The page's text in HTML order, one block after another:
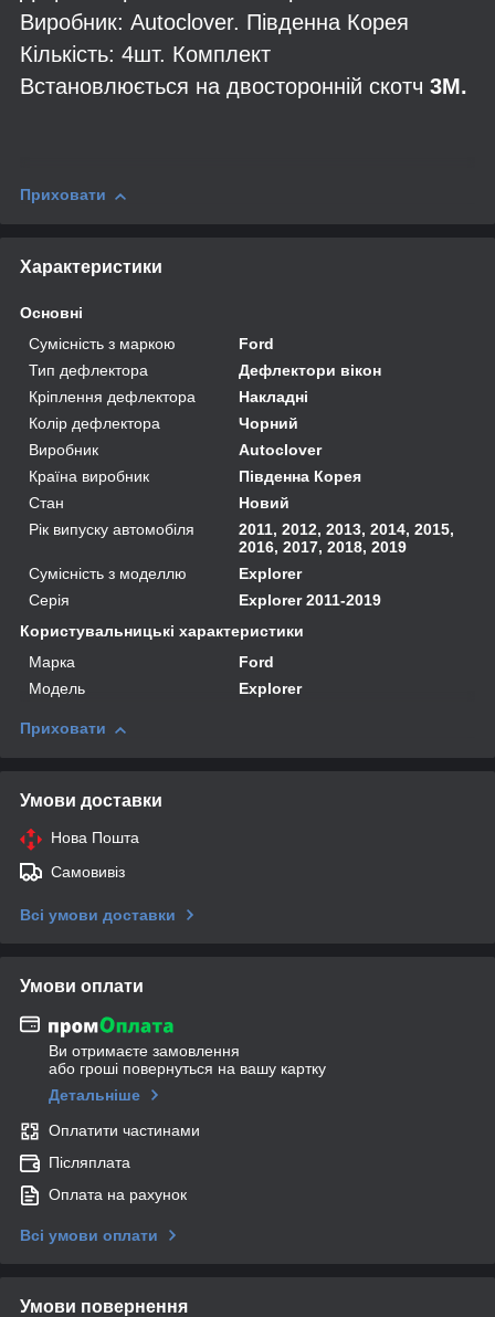
Виробник: Autoclover. Південна Корея
Кількість: 4шт. Комплект
Встановлюється на двосторонній скотч 3М.
Приховати
Характеристики
Основні
Сумісність з маркою
Ford
Тип дефлектора
Дефлектори вікон
Кріплення дефлектора
Накладні
Колір дефлектора
Чорний
Виробник
Autoclover
Країна виробник
Південна Корея
Стан
Новий
Рік випуску автомобіля
2011, 2012, 2013, 2014, 2015,
2016, 2017, 2018, 2019
Сумісність з моделлю
Explorer
Серія
Explorer 2011-2019
Користувальницькі характеристики
Марка
Ford
Модель
Explorer
Приховати
Умови доставки
Нова Пошта
Самовивіз
Всі умови доставки
Умови оплати
Ви отримаєте замовлення
або гроші повернуться на вашу картку
Детальніше
Оплатити частинами
Післяплата
Оплата на рахунок
Всі умови оплати
Умови повернення